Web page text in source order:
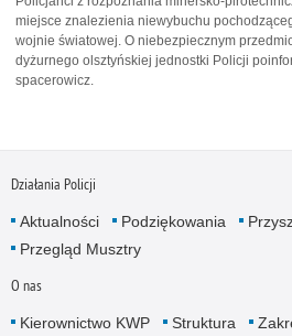
miejsce znalezienia niewybuchu
wojnie światowej. O niebezpiecznym
dyżurnego olsztyńskiej jednostki Policji
spacerowicz.
Działania Policji
Aktualności Podziękowania
Przegląd Musztry
O nas
Kierownictwo KWP Struktura